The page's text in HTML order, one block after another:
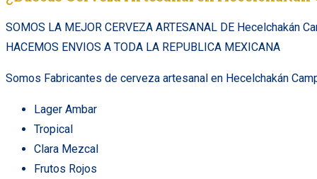
SOMOS LA MEJOR CERVEZA ARTESANAL DE Hecelchakán
HACEMOS ENVIOS A TODA LA REPUBLICA MEXICANA
Somos Fabricantes de cerveza artesanal en Hecelchakán
Lager Ambar
Tropical
Clara Mezcal
Frutos Rojos